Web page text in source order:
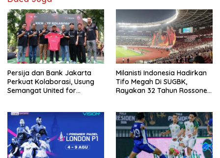
Persija dan Bank Jakarta
Perkuat Kolaborasi, Usung
Semangat United for
Milanisti Indonesia Hadirkan
Tifo Megah Di SUGBK,
Rayakan 32 Tahun Rossoneri